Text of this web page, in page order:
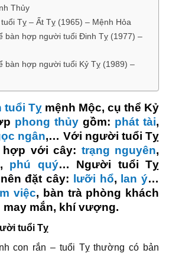
Thủy
Tỵ – Ất Tỵ (1965) – Mệnh Hỏa
bàn hợp người tuổi Đinh Tỵ (1977) –
bàn hợp người tuổi Kỷ Tỵ (1989) –
tuổi Tỵ mệnh Mộc, cụ thể Kỷ
phong thủy gồm: phát tài,
ngân,… Với người tuổi Tỵ
hợp với cây: trạng nguyên,
, phú quý… Người tuổi Tỵ
đặt cây:
lưỡi hổ, lan ý…
việc, bàn trà phòng khách
may mắn, khí vượng.
tuổi Tỵ
con rắn – tuổi Tỵ thường có bản